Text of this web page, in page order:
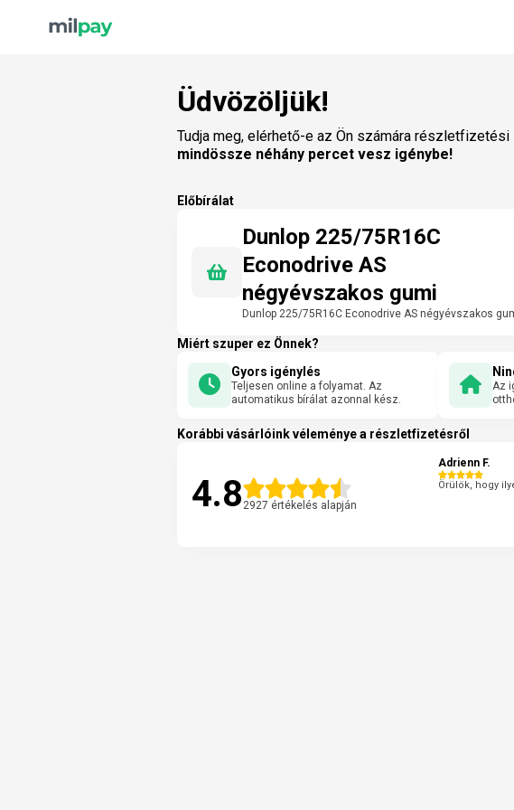
Üdvözöljük!
Tudja meg, elérhető-e az Ön számára
mindössze néhány percet vesz igénybe!
Előbírálat
Dunlop 225/75R16C
Econodrive AS
négyévszakos gumi
Dunlop 225/75R16C Econodrive AS négyévszakos
Miért szuper ez Önnek?
Gyors igénylés
Teljesen online a folyamat. Az
automatikus bírálat azonnal kész.
Az
Korábbi vásárlóink véleménye a részletfizetésről
4.8 2927 értékelés alapján
Adrienn F.
Örülök,